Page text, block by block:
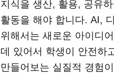
지식을 생산, 활용, 공유
활동을 해야 합니다. AI,
위해서는 새로운 아이디
데 있어서 학생이 안전하
만들어보는 실질적 경험